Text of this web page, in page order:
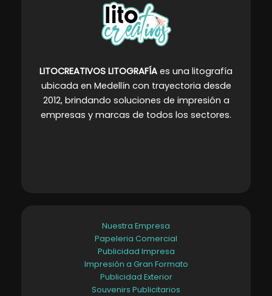
LITOCREATIVOS LITOGRAFÍA es una litografía
ubicada en Medellín con trayectoria desde
2012, brindando soluciones de impresión a
empresas y marcas de todos los sectores.
Nuestra Empresa
Papeleria Comercial
Publicidad Impresa
Impresión a Gran Formato
Publicidad Exterior
Souvenirs Publicitarios